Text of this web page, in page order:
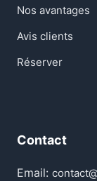
Nos avantages
Avis clients
Réserver
Contact
Email: